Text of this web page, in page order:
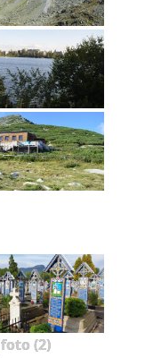
foto (2)